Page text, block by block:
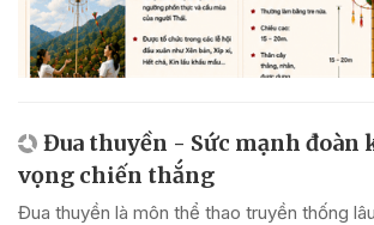
Đua thuyền - Sức mạnh đoàn
vọng chiến thắng
Đua thuyền là môn thể thao truyền thống